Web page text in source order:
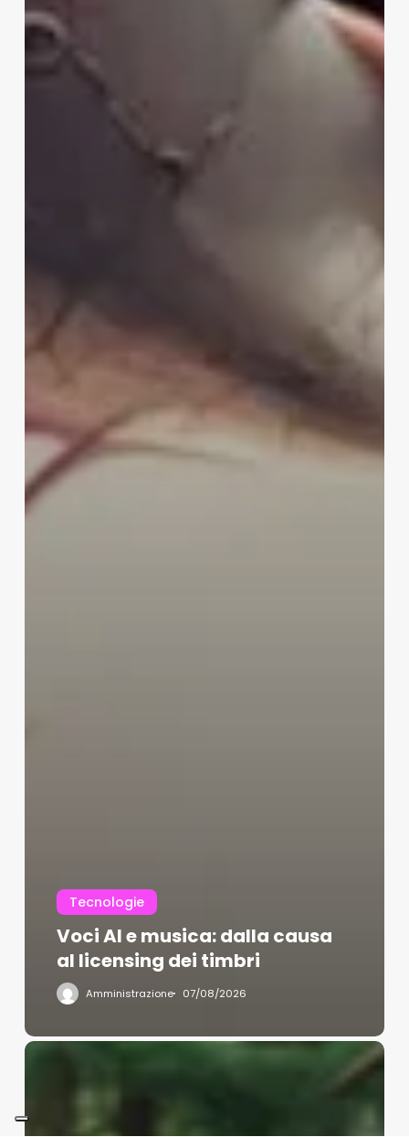
Tecnologie
Voci AI e musica: dalla causa
al licensing dei timbri
Amministrazione 07/08/2026